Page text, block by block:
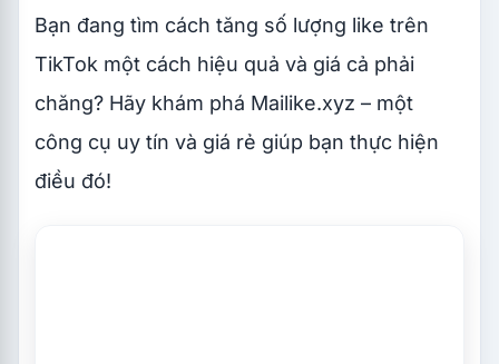
Bạn đang tìm cách tăng số lượng like trên
TikTok một cách hiệu quả và giá cả phải
chăng? Hãy khám phá Mailike.xyz – một
công cụ uy tín và giá rẻ giúp bạn thực hiện
điều đó!